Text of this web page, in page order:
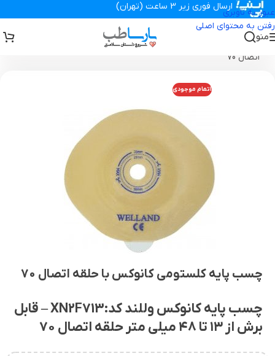
عبور به ناوبری
رفتن به محتوای اصلی
ارسال فوری زیر 3 ساعت (تهران)
منو
تجهیزات پزشکی پارساطب سایر>چسب پایه کلستومی کانوکس با حلقه
اتصال 70
اتمام موجودی
چسب پایه کلستومی کانوکس با حلقه اتصال 70
چسب پایه کانوکس وللند کد:XN2F713 – قابل
برش از ۱۳ تا ۴۸ میلی متر حلقه اتصال ۷۰